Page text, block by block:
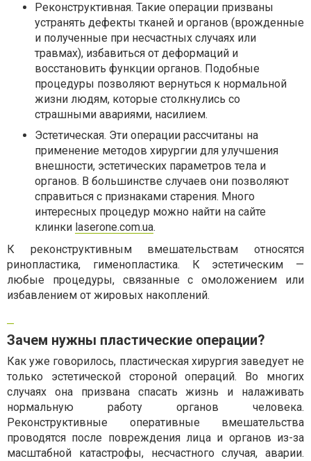
Реконструктивная. Такие операции призваны
устранять дефекты тканей и органов (врожденные
и полученные при несчастных случаях или
травмах), избавиться от деформаций и
восстановить функции органов. Подобные
процедуры позволяют вернуться к нормальной
жизни людям, которые столкнулись со
страшными авариями, насилием.
Эстетическая. Эти операции рассчитаны на
применение методов хирургии для улучшения
внешности, эстетических параметров тела и
органов. В большинстве случаев они позволяют
справиться с признаками старения. Много
интересных процедур можно найти на сайте
клинки laserone.com.ua.
К реконструктивным вмешательствам относятся
ринопластика, гименопластика. К эстетическим —
любые процедуры, связанные с омоложением или
избавлением от жировых накоплений.
Зачем нужны пластические операции?
Как уже говорилось, пластическая хирургия заведует не
только эстетической стороной операций. Во многих
случаях она призвана спасать жизнь и налаживать
нормальную работу органов человека.
Реконструктивные оперативные вмешательства
проводятся после повреждения лица и органов из-за
масштабной катастрофы, несчастного случая, аварии.